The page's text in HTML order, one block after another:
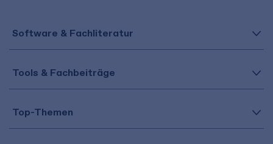
Software & Fachliteratur
Tools & Fachbeiträge
Top-Themen